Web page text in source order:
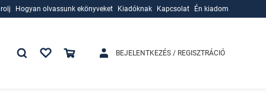
Hogyan olvassunk ekönyveket
Kiadóknak
Kapcsolat Én kiadom
BEJELENTKEZÉS / REGISZTRÁCIÓ